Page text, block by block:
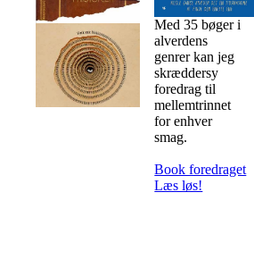
Med 35 bøger i
alverdens
genrer kan jeg
skræddersy
foredrag til
mellemtrinnet
for enhver
smag.
Book foredraget
Læs løs!